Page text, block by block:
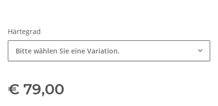
Härtegrad
Bitte wählen Sie eine Variation.
€ 79,00